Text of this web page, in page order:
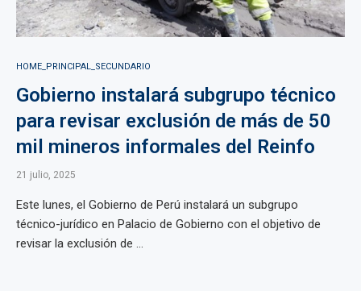
HOME_PRINCIPAL_SECUNDARIO
Gobierno instalará subgrupo técnico
para revisar exclusión de más de 50
mil mineros informales del Reinfo
21 julio, 2025
Este lunes, el Gobierno de Perú instalará un subgrupo
técnico-jurídico en Palacio de Gobierno con el objetivo de
revisar la exclusión de ...